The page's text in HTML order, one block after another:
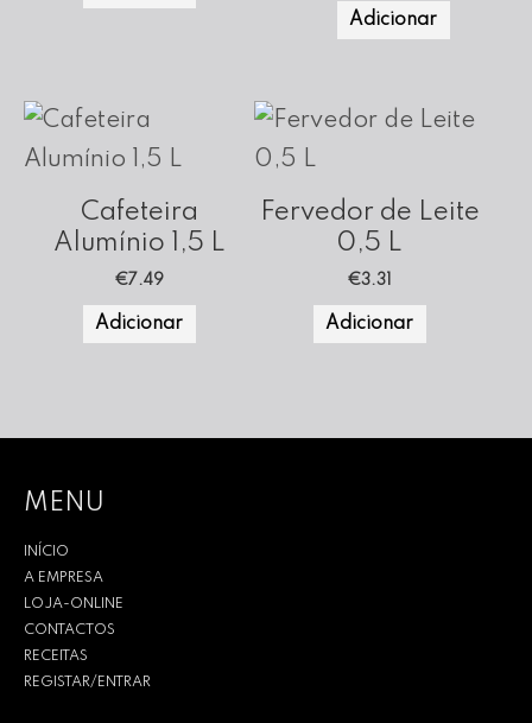
Adicionar
Cafeteira
Alumínio 1,5 L
€7.49
Adicionar
Fervedor de Leite
0,5 L
€3.31
Adicionar
MENU
INÍCIO
A EMPRESA
LOJA-ONLINE
CONTACTOS
RECEITAS
REGISTAR/ENTRAR